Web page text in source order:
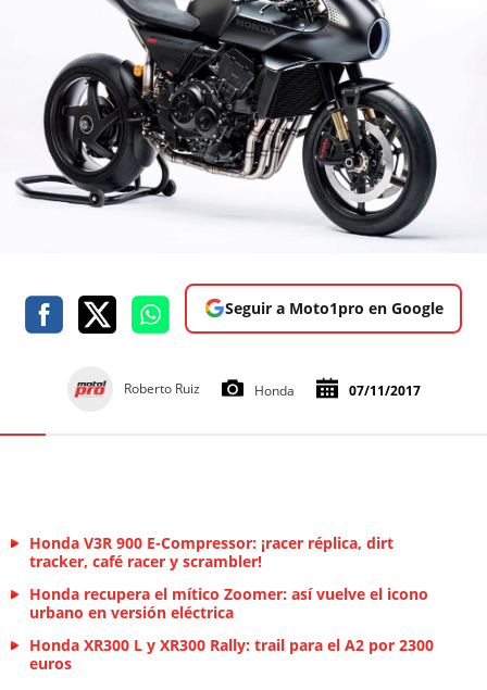
Seguir a Moto1pro en Google
Roberto Ruiz Honda 07/11/2017
Honda V3R 900 E-Compressor: ¡racer réplica, dirt
tracker, café racer y scrambler!
Honda recupera el mítico Zoomer: así vuelve el icono
urbano en versión eléctrica
Honda XR300 L y XR300 Rally: trail para el A2 por 2300
euros